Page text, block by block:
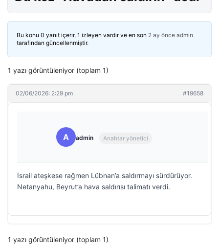
Bu konu 0 yanıt içerir, 1 izleyen vardır ve en son 2 ay önce admin
tarafından güncellenmiştir.
1 yazı görüntüleniyor (toplam 1)
02/06/2026: 2:29 pm #19658
A admin Anahtar yönetici
İsrail ateşkese rağmen Lübnan’a saldırmayı sürdürüyor.
Netanyahu, Beyrut’a hava saldırısı talimatı verdi.
1 yazı görüntüleniyor (toplam 1)